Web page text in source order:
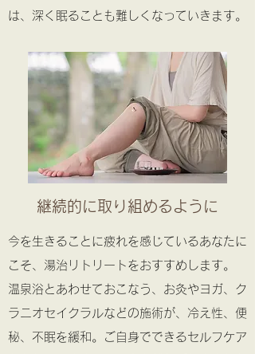
は、深く眠ることも難しくなっていきます。
継続的に取り組めるように
今を生きることに疲れを感じているあなたに
こそ、湯治リトリートをおすすめします。
温泉浴とあわせておこなう、お灸やヨガ、ク
ラニオセイクラルなどの施術が、冷え性、便
秘、不眠を緩和。ご自身でできるセルフケア